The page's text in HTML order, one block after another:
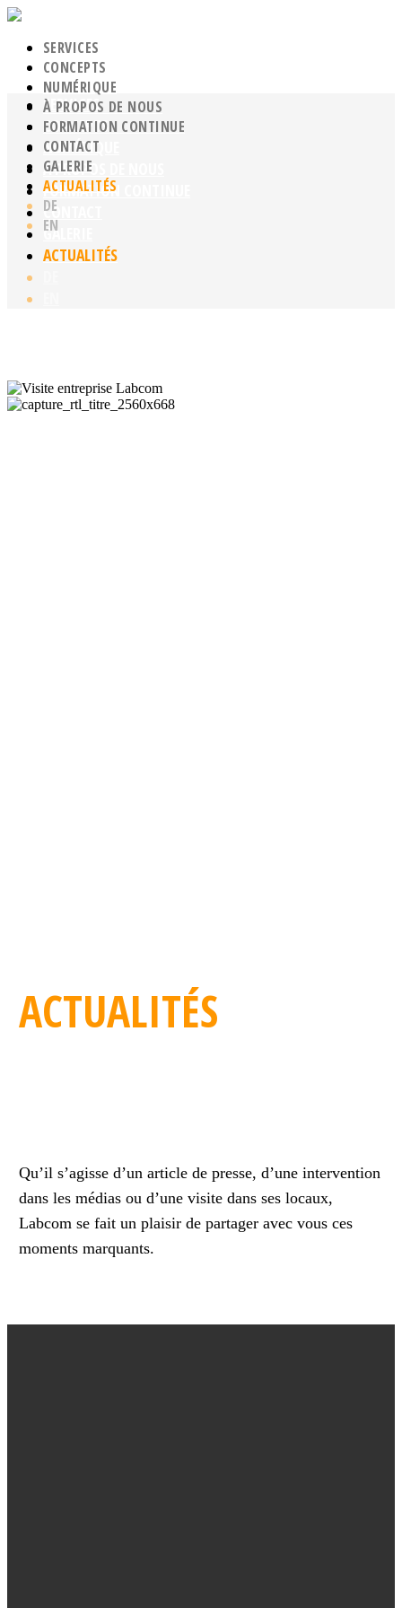
SERVICES
CONCEPTS
NUMÉRIQUE
À PROPOS DE NOUS
FORMATION CONTINUE
CONTACT
GALERIE
ACTUALITÉS
DE
EN
SERVICES
CONCEPTS
NUMÉRIQUE
À PROPOS DE NOUS
FORMATION CONTINUE
CONTACT
GALERIE
ACTUALITÉS
ACTUALITÉS
Qu’il s’agisse d’un article de presse, d’une intervention
dans les médias ou d’une visite dans ses locaux,
Labcom se fait un plaisir de partager avec vous ces
moments marquants.